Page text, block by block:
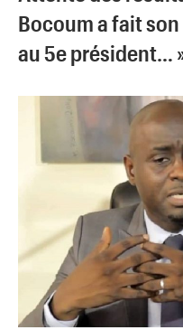
Bocoum a fait
au 5e président…